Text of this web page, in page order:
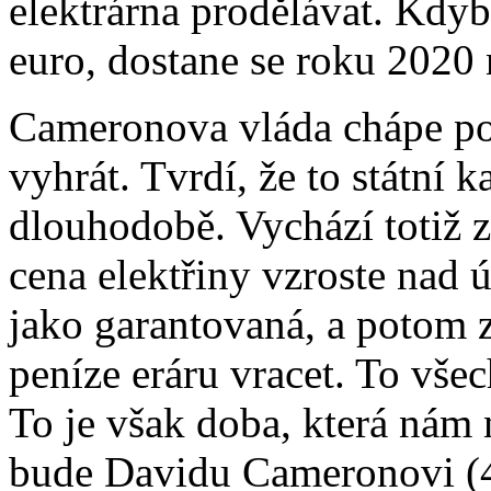
elektrárna prodělávat.
euro, dostane se roku
Cameronova vláda chápe
vyhrát. Tvrdí, že to státní
dlouhodobě. Vychází totiž
cena elektřiny vzroste nad
jako garantovaná, a potom
peníze eráru vracet. To
To je však doba, která
bude Davidu Cameronovi